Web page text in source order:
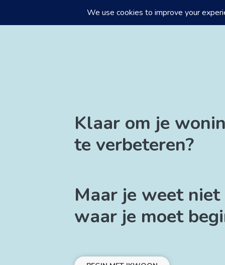
Meteen
Klaar om je
te verbeteren?
Maar je weet niet
waar je moet